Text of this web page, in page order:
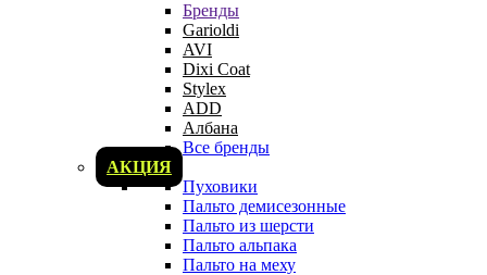
Бренды
Garioldi
AVI
Dixi Coat
Stylex
ADD
Албана
Все бренды
АКЦИЯ
Пуховики
Пальто демисезонные
Пальто из шерсти
Пальто альпака
Пальто на меху